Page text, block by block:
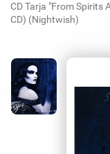
CD Tarja "From Spirits
CD) (Nightwish)